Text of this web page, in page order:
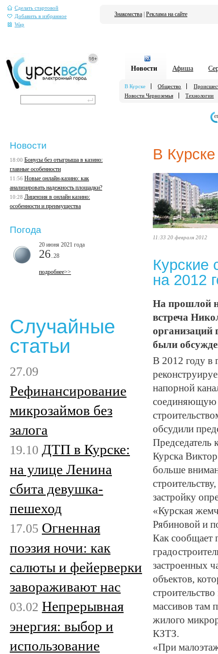
Сделать стартовой
Добавить в избранное
Wap
Знакомства Реклама на сайте
Новости Афиша
В Курске Общество
Новости Черноземья
Технологии
В Курске
11:33 20 февраля 2012
Курские
на 2012
На прошлой
встреча
организаций
были
В 2012 году в
напорной
соединяющую
обсудили
Председатель
Курска
больше
застройку
«Курская
Рябиновой и
Как сообщает
застроенных
объектов,
массивов там
жилого
КЗТЗ.
«При
Новости
18:00 Бонусы без отыгрыша в казино:
главные особенности
11:56 Новые онлайн-казино: как
анализировать надежность площадки?
10:28 Лицензия в онлайн казино:
особенности и преимущества
Погода
20 июня 2021 года
26 ..28
подробнее>>
Случайные
статьи
27.09
Рефинансирование
микрозаймов без
залога
19.10 ДТП в Курске:
на улице Ленина
сбита девушка-
пешеход
17.05 Огненная
поэзия ночи: как
салюты и фейерверки
завораживают нас
03.02 Непрерывная
энергия: выбор и
использование